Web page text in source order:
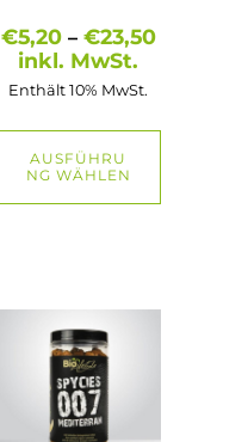
€5,20 – €23,50
inkl. MwSt.
Enthält 10% MwSt.
AUSFÜHRU
NG WÄHLEN
werden